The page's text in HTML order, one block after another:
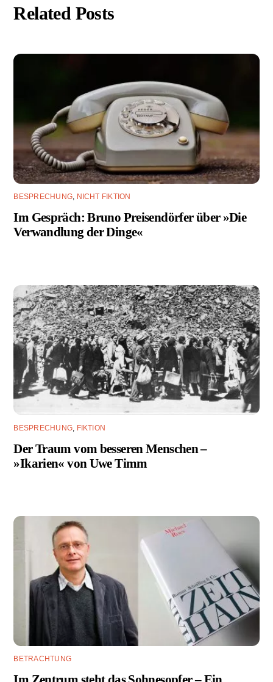
Related Posts
BESPRECHUNG, NICHT FIKTION
Im Gespräch: Bruno Preisendörfer über »Die
Verwandlung der Dinge«
BESPRECHUNG, FIKTION
Der Traum vom besseren Menschen –
»Ikarien« von Uwe Timm
BETRACHTUNG